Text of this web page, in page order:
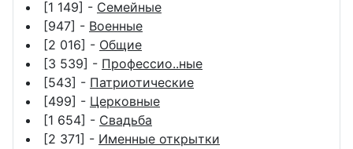
[1 149] - Семейные
[947] - Военные
[2 016] - Общие
[3 539] - Профессио..ные
[543] - Патриотические
[499] - Церковные
[1 654] - Свадьба
[2 371] - Именные открытки